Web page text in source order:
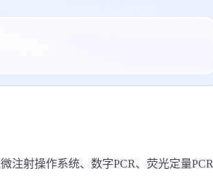
注射操作系统、数字PCR、荧光定量PCR